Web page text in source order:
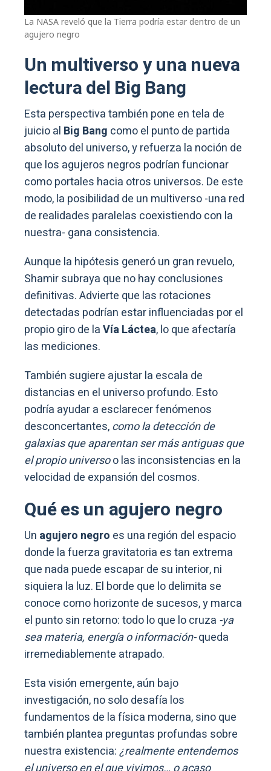
La NASA reveló que la Tierra podría estar dentro de un
agujero negro
Un multiverso y una nueva
lectura del Big Bang
Esta perspectiva también pone en tela de
juicio al Big Bang como el punto de partida
absoluto del universo, y refuerza la noción de
que los agujeros negros podrían funcionar
como portales hacia otros universos. De este
modo, la posibilidad de un multiverso -una red
de realidades paralelas coexistiendo con la
nuestra- gana consistencia.
Aunque la hipótesis generó un gran revuelo,
Shamir subraya que no hay conclusiones
definitivas. Advierte que las rotaciones
detectadas podrían estar influenciadas por el
propio giro de laVía Láctea, lo que afectaría
las mediciones.
También sugiere ajustar la escala de
distancias en el universo profundo. Esto
podría ayudar a esclarecer fenómenos
desconcertantes,como la detección de
galaxias que aparentan ser más antiguas que
el propio universoo las inconsistencias en la
velocidad de expansión del cosmos.
Qué es un agujero negro
Un agujero negro es una región del espacio
donde la fuerza gravitatoria es tan extrema
que nada puede escapar de su interior, ni
siquiera la luz. El borde que lo delimita se
conoce como horizonte de sucesos, y marca
el punto sin retorno: todo lo que lo cruza -ya
sea materia, energía o información-queda
irremediablemente atrapado.
Esta visión emergente, aún bajo
investigación, no solo desafía los
fundamentos de la física moderna, sino que
también plantea preguntas profundas sobre
nuestra existencia:¿realmente entendemos